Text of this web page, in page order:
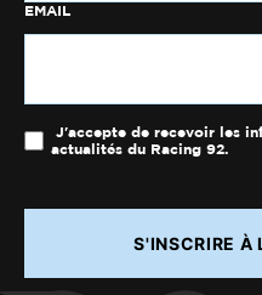
EMAIL
J'accepte de recevoir les
actualités du Racing 92.
S'INSCRIRE À